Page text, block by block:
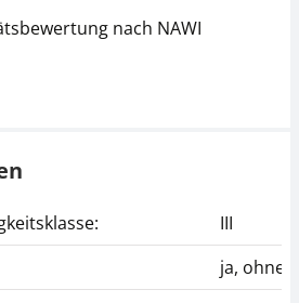
nach NAWI
III
ja, ohne